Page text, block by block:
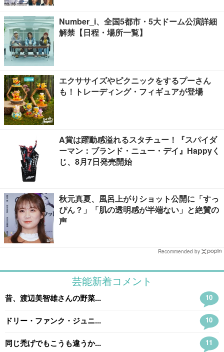
Number_i、全国5都市・5大ドーム公演詳細
解禁【日程・場所一覧】
エクササイズやピクニックをするプーさん
も！トレーディング・フィギュアが登場
A賞は躍動感溢れるスタチュー！『スパイダ
ーマン：ブランド・ニュー・デイ』Happyく
じ、8月7日発売開始
秋元真夏、風呂上がりショット公開に「すっ
ぴん？」「肌の透明感が半端ない」と絶賛の
声
Recommended by